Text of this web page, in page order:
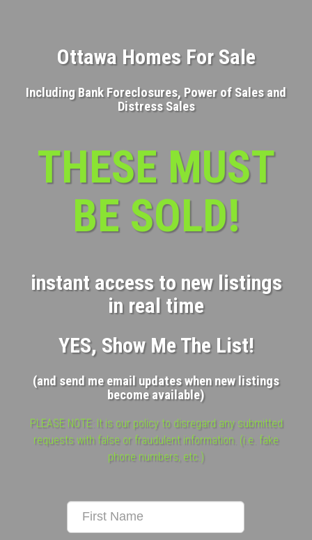
Ottawa Homes For Sale
Including Bank Foreclosures, Power of Sales and
Distress Sales
THESE MUST
BE SOLD!
instant access to new listings
in real time
YES, Show Me The List!
(and send me email updates when new listings
become available)
PLEASE NOTE: It is our policy to disregard any submitted
requests with false or fraudulent information. (i.e. fake
phone numbers, etc.)